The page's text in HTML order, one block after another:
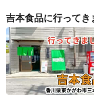
吉本食品に行って